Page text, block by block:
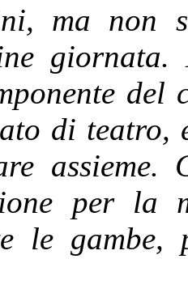
ma non
giornata.
del
di
assieme.
per la
le gambe,